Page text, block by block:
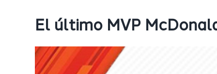
El último MVP
Ver
imagen